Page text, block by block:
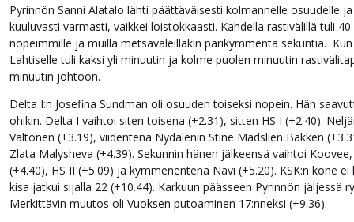
Pyrinnön Sanni Alatalo lähti päättäväisesti kolmannelle osuudelle
kuuluvasti varmasti, vaikkei loistokkaasti. Kahdella rastivälillä tuli
nopeimmille ja muilla metsäväleilläkin parikymmentä sekuntia. Kun
Lahtiselle tuli kaksi yli minuutin ja kolme puolen minuutin
minuutin johtoon.
Delta I:n Josefina Sundman oli osuuden toiseksi nopein. Hän
ohikin. Delta I vaihtoi siten toisena (+2.31), sitten HS I (+2.40).
Valtonen (+3.19), viidentenä Nydalenin Stine Madslien Bakken
Zlata Malysheva (+4.39). Sekunnin hänen jälkeensä vaihtoi
(+4.40), HS II (+5.09) ja kymmenentenä Navi (+5.20). KSK:n kone
kisa jatkui sijalla 22 (+10.44). Karkuun päässeen Pyrinnön jäljessä
Merkittävin muutos oli Vuoksen putoaminen 17:nneksi (+9.36).